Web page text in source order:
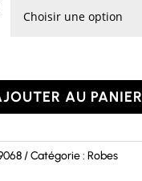
AU PANIER
Catégorie : Robes